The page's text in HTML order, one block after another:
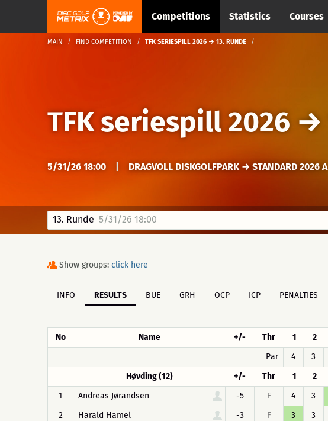
Competitions Statistics Courses
MAIN FIND COMPETITION TFK SERIESPILL 2026 → 13. RUNDE
TFK seriespill 2026 →
5/31/26 18:00 DRAGVOLL DISKGOLFPARK → STANDARD 2026 A
13. Runde 5/31/26 18:00
Show groups: click here
INFO RESULTS BUE GRH OCP ICP PENALTIES
No Name +/- Thr 1 2
Par
4 3
Høvding (12)
+/- Thr 1 2
1
Andreas Jørandsen -5 F 4 3
2
Harald Hamel -3 F 3 3